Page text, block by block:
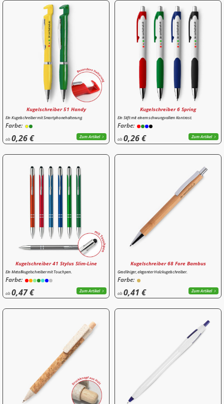
Kugelschreiber 51 Handy
Ein Kugelschreiber mit Smartphonehalterung.
Farbe:
ab0,26 € Zum Artikel
Kugelschreiber 6 Spring
Ein Stift mit einem schwungvollem Kontrast.
Farbe:
ab0,26 € Zum Artikel
Kugelschreiber 41 Stylus Slim-Line
Ein Metallkugelschreiber mit Touchpen.
Farbe:
ab0,47 € Zum Artikel
Kugelschreiber 68 Fore Bambus
Gradliniger, eleganter Holzkugelschreiber.
Farbe:
ab0,41 € Zum Artikel